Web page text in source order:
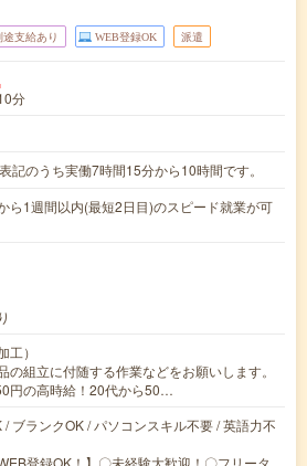
途支給あり WEB登録OK 派遣
分
記のうち実働7時間15分から10時間です。
ら1週間以内(最短2日目)のスピード就業が可
工）
の組立に付随する作業などをお願いします。
円の高時給！20代から50…
/ ブランクOK / パソコンスキル不要 / 英語力不